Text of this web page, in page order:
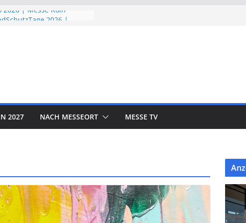
2026 | Messe Köln
EXPO 2026 | Messe
2027 NACH MESSEORT MESSE TV